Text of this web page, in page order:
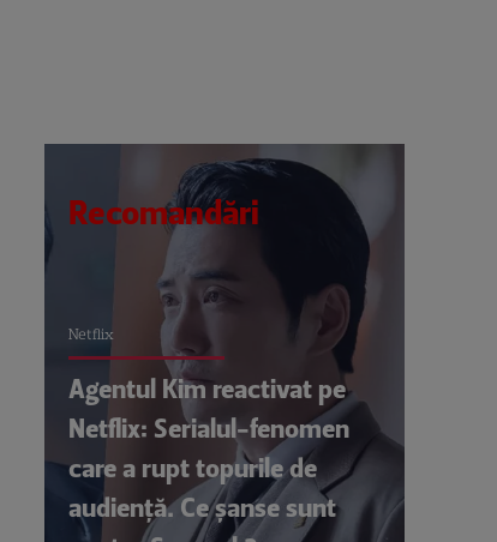
Recomandări
Netflix
Agentul Kim reactivat pe
Netflix: Serialul-fenomen
care a rupt topurile de
audiență. Ce șanse sunt